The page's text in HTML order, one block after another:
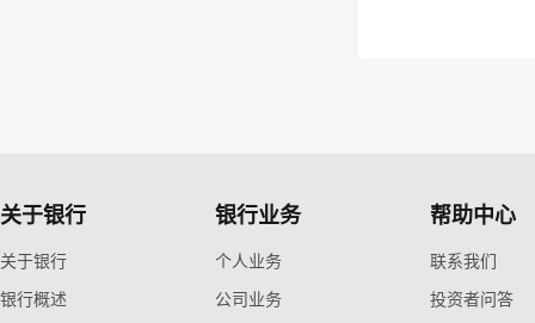
关于银行
关于银行
银行概述
银行业务
个人业务
公司业务
帮助中心
联系我们
投资者问答